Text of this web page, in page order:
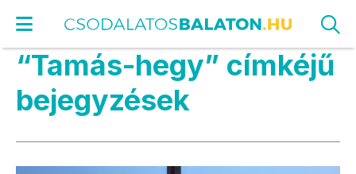
“Tamás-hegy” címkéjű
bejegyzések